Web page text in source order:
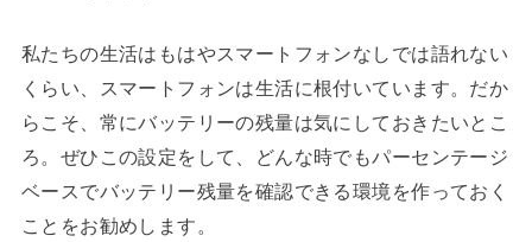
私たちの生活はもはやスマートフォンなしでは語れない
くらい、スマートフォンは生活に根付いています。だか
らこそ、常にバッテリーの残量は気にしておきたいとこ
ろ。ぜひこの設定をして、どんな時でもパーセンテージ
ベースでバッテリー残量を確認できる環境を作っておく
ことをお勧めします。